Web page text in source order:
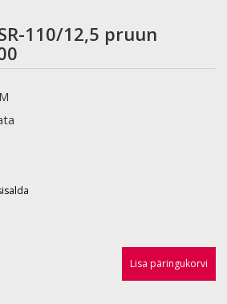
110/12,5 pruun
Lisa päringukorvi